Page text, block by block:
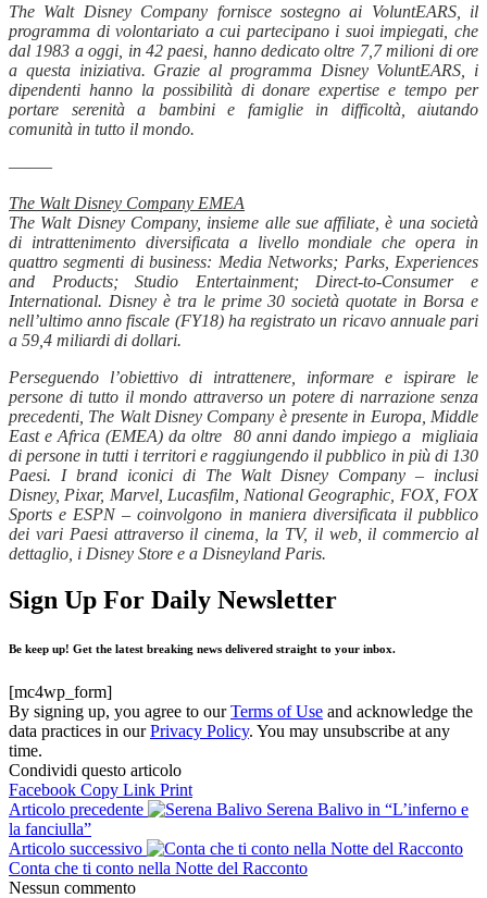
The Walt Disney Company fornisce sostegno ai VoluntEARS, il
programma di volontariato a cui partecipano i suoi impiegati, che
dal 1983 a oggi, in 42 paesi, hanno dedicato oltre 7,7 milioni di ore
a questa iniziativa. Grazie al programma Disney VoluntEARS, i
dipendenti hanno la possibilità di donare expertise e tempo per
portare serenità a bambini e famiglie in difficoltà, aiutando
comunità in tutto il mondo.
——–
The Walt Disney Company EMEA
The Walt Disney Company, insieme alle sue affiliate, è una società
di intrattenimento diversificata a livello mondiale che opera in
quattro segmenti di business: Media Networks; Parks, Experiences
and Products; Studio Entertainment; Direct-to-Consumer e
International. Disney è tra le prime 30 società quotate in Borsa e
nell’ultimo anno fiscale (FY18) ha registrato un ricavo annuale pari
a 59,4 miliardi di dollari.
Perseguendo l’obiettivo di intrattenere, informare e ispirare le
persone di tutto il mondo attraverso un potere di narrazione senza
precedenti, The Walt Disney Company è presente in Europa, Middle
East e Africa (EMEA) da oltre 80 anni dando impiego a migliaia
di persone in tutti i territori e raggiungendo il pubblico in più di 130
Paesi. I brand iconici di The Walt Disney Company – inclusi
Disney, Pixar, Marvel, Lucasfilm, National Geographic, FOX, FOX
Sports e ESPN – coinvolgono in maniera diversificata il pubblico
dei vari Paesi attraverso il cinema, la TV, il web, il commercio al
dettaglio, i Disney Store e a Disneyland Paris.
Sign Up For Daily Newsletter
Be keep up! Get the latest breaking news delivered straight to your inbox.
[mc4wp_form]
By signing up, you agree to ourTerms of Use and acknowledge the
data practices in ourPrivacy Policy. You may unsubscribe at any
time.
Condividi questo articolo
Facebook Copy Link Print
Articolo precedente
Serena Balivo in “L’inferno e
la fanciulla”
Articolo successivo
Conta che ti conto nella Notte del Racconto
Nessun commento